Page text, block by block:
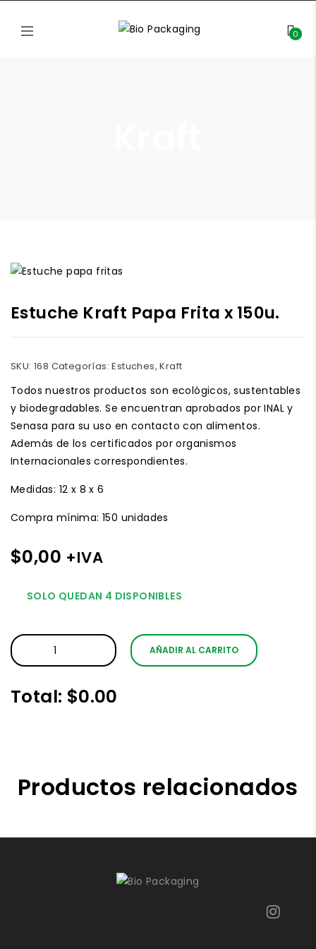
0
Estuche Kraft Papa Frita x 150u.
SKU: 168 Categorías:Estuches,Kraft
Todos nuestros productos son ecológicos, sustentables
y biodegradables. Se encuentran aprobados por INAL y
Senasa para su uso en contacto con alimentos.
Además de los certificados por organismos
Internacionales correspondientes.
Medidas: 12 x 8 x 6
Compra mínima: 150 unidades
$0,00 +IVA
SOLO QUEDAN 4 DISPONIBLES
AÑADIR AL CARRITO
Total: $0.00
Productos relacionados